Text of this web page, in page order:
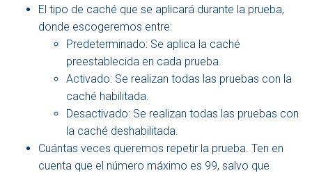
El tipo de caché que se aplicará durante la prueba,
donde escogeremos entre:
Predeterminado: Se aplica la caché
preestablecida en cada prueba.
Activado: Se realizan todas las pruebas con la
caché habilitada.
Desactivado: Se realizan todas las pruebas con
la caché deshabilitada.
Cuántas veces queremos repetir la prueba. Ten en
cuenta que el número máximo es 99, salvo que